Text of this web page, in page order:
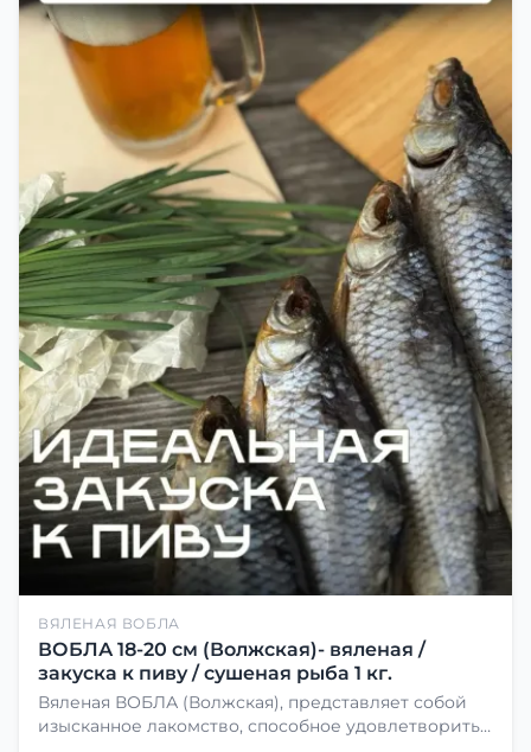
ВЯЛЕНАЯ ВОБЛА
ВОБЛА 18-20 см (Волжская)- вяленая /
закуска к пиву / сушеная рыба 1 кг.
Вяленая ВОБЛА (Волжская), представляет собой
изысканное лакомство, способное удовлетворить